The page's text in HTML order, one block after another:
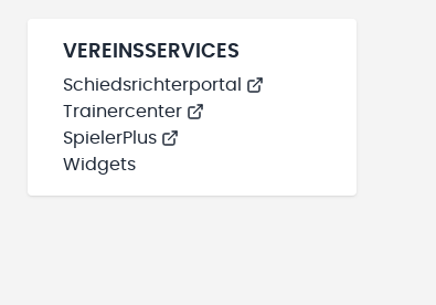
VEREINSSERVICES
Schiedsrichterportal
Trainercenter
SpielerPlus
Widgets